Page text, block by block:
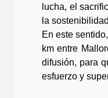
lucha, el
la
En este
km entre
difusión, para
esfuerzo y